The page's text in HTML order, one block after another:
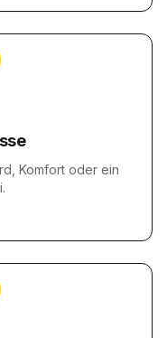
Komfort oder ein